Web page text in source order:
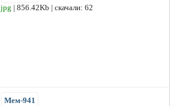
jpg | 856.42Kb | скачали: 62
Мем-941